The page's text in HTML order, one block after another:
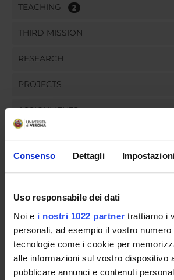
Consenso Dettagli
Uso responsabile dei dati
Noi e i nostri 1022 partner trattiamo i
personali, ad esempio il vostro numero
tecnologie come i cookie per
alle informazioni sul vostro dispositivo
pubblicare annunci e contenuti
TEACHING 2
THIRD MISSION
RESEARCH
PROJECTS
ASSIGNMENTS
ORGANISATION
GOVERNANCE
COMMITTEES
DEPARTMENT ADMINISTRATION
STUDENT ADMINISTRATION OFFICES